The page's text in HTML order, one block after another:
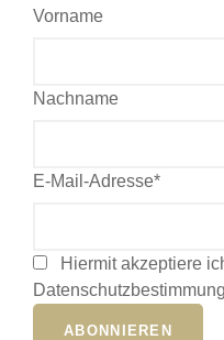
Vorname
Nachname
E-Mail-Adresse*
Hiermit akzeptiere